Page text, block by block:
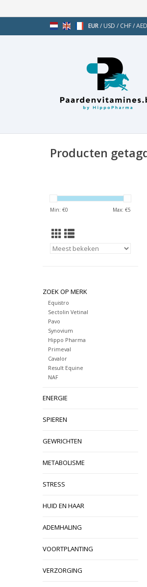
EUR/ USD / CHF/AED
Producten
Min: €0 Max: €5
ZOEK OP MERK
Equistro
Sectolin Vetinal
Pavo
Synovium
Hippo Pharma
Primeval
Cavalor
Result Equine
NAF
ENERGIE
SPIEREN
GEWRICHTEN
METABOLISME
STRESS
HUID EN HAAR
ADEMHALING
VOORTPLANTING
VERZORGING